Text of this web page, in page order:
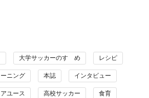
大学サッカーのすゝめ レシピ
ーニング 本誌 インタビュー
ユース 高校サッカー 食育